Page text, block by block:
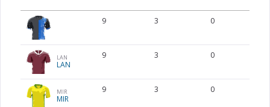
9 3 0
LAN
LAN
9 3 0
MIR
MIR
9 3 0